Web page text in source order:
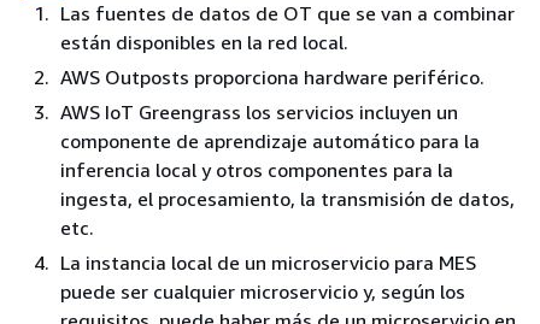
Las fuentes de datos de OT que se van a combinar
están disponibles en la red local.
AWS Outposts proporciona hardware periférico.
AWS IoT Greengrass los servicios incluyen un
componente de aprendizaje automático para la
inferencia local y otros componentes para la
ingesta, el procesamiento, la transmisión de datos,
etc.
La instancia local de un microservicio para MES
puede ser cualquier microservicio y, según los